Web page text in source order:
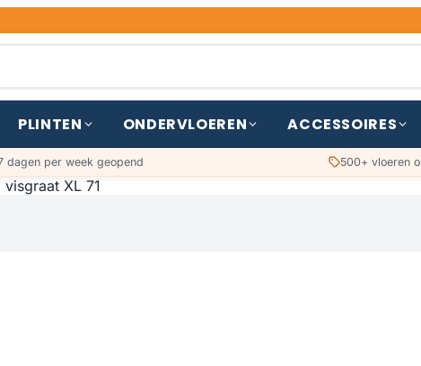
PLINTEN ONDERVLOEREN ACCESSOIRES
dagen per week geopend 500+ vloeren
visgraat XL 71